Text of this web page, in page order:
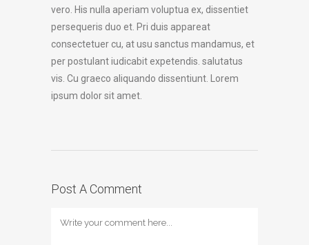
vero. His nulla aperiam voluptua ex, dissentiet
persequeris duo et. Pri duis appareat
consectetuer cu, at usu sanctus mandamus, et
per postulant iudicabit expetendis. salutatus
vis. Cu graeco aliquando dissentiunt. Lorem
ipsum dolor sit amet.
Post A Comment